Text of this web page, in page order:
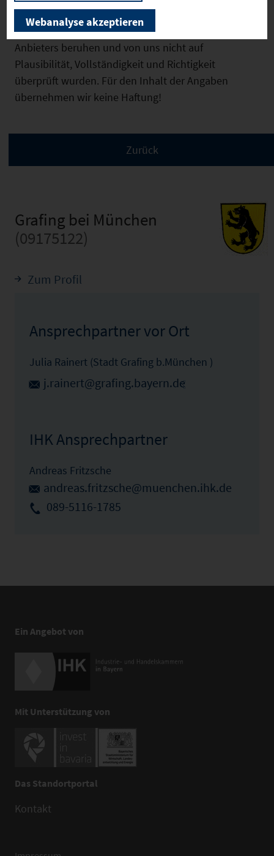
Wir weisen ausdrücklich darauf hin, dass
vorstehende Informationen auf den Angaben des
Anbieters beruhen und von uns nicht auf
Plausibilität, Vollständigkeit und Richtigkeit
überprüft wurden. Für den Inhalt der Angaben
übernehmen wir keine Haftung!
Grafing bei München
(09175122)
Zum Profil
Ansprechpartner vor Ort
Julia Rainert (Stadt Grafing b.München )
j.rainert@grafing.bayern.de
IHK Ansprechpartner
Andreas Fritzsche
andreas.fritzsche@muenchen.ihk.de
089-5116-1785
Ein Angebot von
Mit Unterstützung von
Das Standortportal
Kontakt
Webanalyse akzeptieren